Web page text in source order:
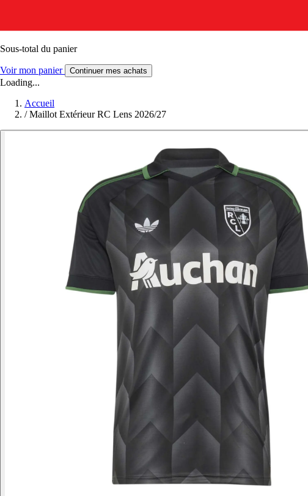
Sous-total du panier
Voir mon panier Continuer mes achats
Loading...
Accueil
/ Maillot Extérieur RC Lens 2026/27